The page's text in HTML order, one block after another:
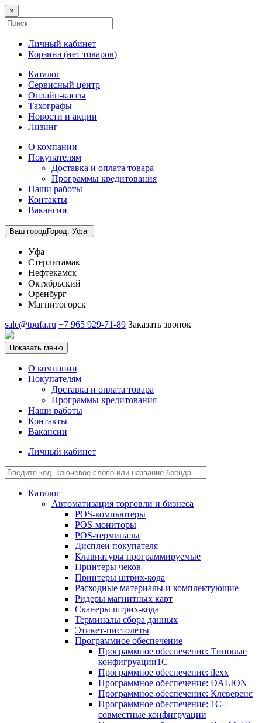
×
Личный кабинет
Корзина (нет товаров)
Каталог
Сервисный центр
Онлайн-кассы
Тахографы
Новости и акции
Лизинг
О компании
Покупателям
Доставка и оплата товара
Программы кредитования
Наши работы
Контакты
Вакансии
Ваш городГород: Уфа
Уфа
Стерлитамак
Нефтекамск
Октябрьский
Оренбург
Магнитогорск
sale@tpufa.ru +7 965 929-71-89 Заказать звонок
Показать меню
О компании
Покупателям
Доставка и оплата товара
Программы кредитования
Наши работы
Контакты
Вакансии
Личный кабинет
Каталог
Автоматизация торговли и бизнеса
POS-компьютеры
POS-мониторы
POS-терминалы
Дисплеи покупателя
Клавиатуры программируемые
Принтеры чеков
Принтеры штрих-кода
Расходные материалы и комплектующие
Ридеры магнитных карт
Сканеры штрих-кода
Терминалы сбора данных
Этикет-пистолеты
Программное обеспечение
Программное обеспечение: Типовые
конфигруации1С
Программное обеспечение: ilexx
Программное обеспечение: DALION
Программное обеспечение: Клеверенс
Программное обеспечение: 1С-
совместные конфигруации